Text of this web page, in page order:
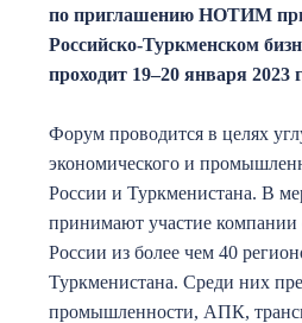
по приглашению НОТИМ
Российско-Туркменском
проходит 19–20 января 2023
Форум проводится в целях
экономического и
России и Туркменистана. В
принимают участие компании
России из более чем 40
Туркменистана. Среди них
промышленности, АПК,